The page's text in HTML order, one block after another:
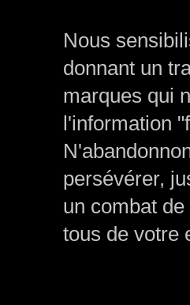
Nous
donnant un
marques qui
l'information
persévérer,
un combat
tous de votre